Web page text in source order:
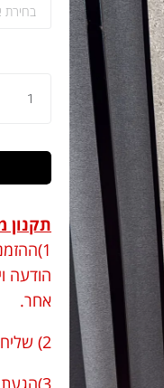
תקנון
הודעה
אחר.
2) שליח עד הבית בעלות של 29₪.
3)הגעת משלוח עד 5 ימי עסקים, לא כולל שישי שבת.